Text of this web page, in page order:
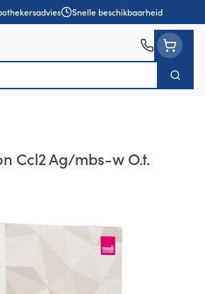
Snelle beschikbaarheid
Zoek
Ccl2 Ag/mbs-w O.t.